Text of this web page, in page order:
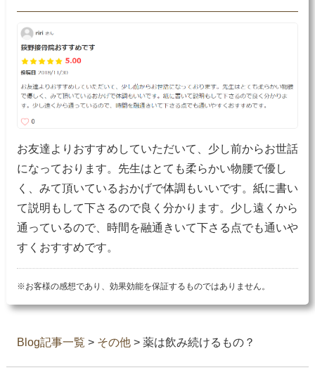
お友達よりおすすめしていただいて、少し前からお世話
になっております。先生はとても柔らかい物腰で優し
く、みて頂いているおかげで体調もいいです。紙に書い
て説明もして下さるので良く分かります。少し遠くから
通っているので、時間を融通きいて下さる点でも通いや
すくおすすめです。
※お客様の感想であり、効果効能を保証するものではありません。
Blog記事一覧 > その他> 薬は飲み続けるもの？